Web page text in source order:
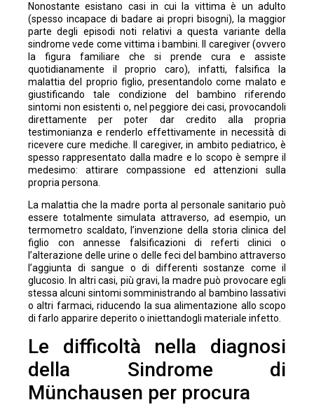
Nonostante esistano casi in cui la vittima è un adulto
(spesso incapace di badare ai propri bisogni), la maggior
parte degli episodi noti relativi a questa variante della
sindrome vede come vittima i bambini. Il caregiver (ovvero
la figura familiare che si prende cura e assiste
quotidianamente il proprio caro), infatti, falsifica la
malattia del proprio figlio, presentandolo come malato e
giustificando tale condizione del bambino riferendo
sintomi non esistenti o, nel peggiore dei casi, provocandoli
direttamente per poter dar credito alla propria
testimonianza e renderlo effettivamente in necessità di
ricevere cure mediche. Il caregiver, in ambito pediatrico, è
spesso rappresentato dalla madre e lo scopo è sempre il
medesimo: attirare compassione ed attenzioni sulla
propria persona.
La malattia che la madre porta al personale sanitario può
essere totalmente simulata attraverso, ad esempio, un
termometro scaldato, l’invenzione della storia clinica del
figlio con annesse falsificazioni di referti clinici o
l’alterazione delle urine o delle feci del bambino attraverso
l’aggiunta di sangue o di differenti sostanze come il
glucosio. In altri casi, più gravi, la madre può provocare egli
stessa alcuni sintomi somministrando al bambino lassativi
o altri farmaci, riducendo la sua alimentazione allo scopo
di farlo apparire deperito o iniettandogli materiale infetto.
Le difficoltà nella diagnosi
della Sindrome di
Münchausen per procura